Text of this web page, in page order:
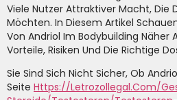
Viele Nutzer Attraktiver Macht, Die
Möchten. In Diesem Artikel
Von Andriol Im Bodybuilding Näher
Vorteile, Risiken Und Die Richtige
Sie Sind Sich Nicht Sicher, Ob
Seite Https://letrozollegal.com/